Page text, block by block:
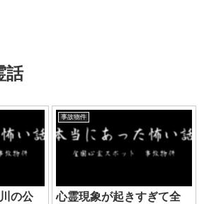
話
の公
事故物件
心霊現象が起きすぎて全